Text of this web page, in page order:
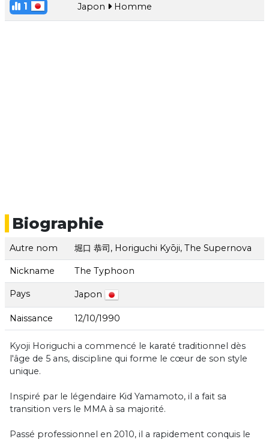
1 Japon Homme
Biographie
Autre nom 堀口 恭司, Horiguchi Kyōji, The Supernova
Nickname The Typhoon
Pays Japon
Naissance 12/10/1990
Kyoji Horiguchi a commencé le karaté traditionnel dès
l'âge de 5 ans, discipline qui forme le cœur de son style
unique.
Inspiré par le légendaire Kid Yamamoto, il a fait sa
transition vers le MMA à sa majorité.
Passé professionnel en 2010, il a rapidement conquis le